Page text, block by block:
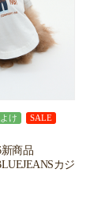
け SALE
新商品
カジ